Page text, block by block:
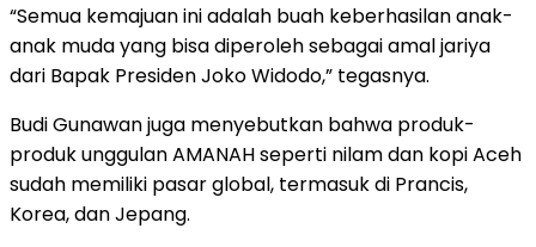
“Semua kemajuan ini adalah buah keberhasilan anak-
anak muda yang bisa diperoleh sebagai amal jariya
dari Bapak Presiden Joko Widodo,” tegasnya.
Budi Gunawan juga menyebutkan bahwa produk-
produk unggulan AMANAH seperti nilam dan kopi Aceh
sudah memiliki pasar global, termasuk di Prancis,
Korea, dan Jepang.